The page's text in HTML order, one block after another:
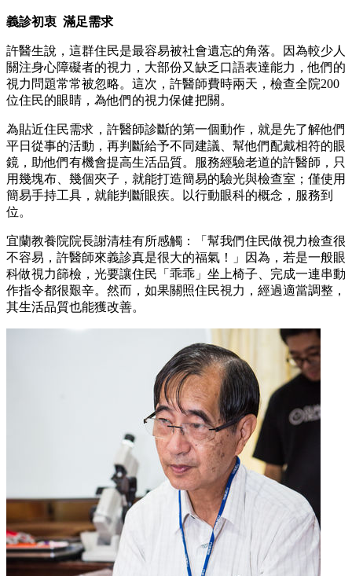
義診初衷 滿足需求
許醫生說，這群住民是最容易被社會遺忘的角落。因為較少人
關注身心障礙者的視力，大部份又缺乏口語表達能力，他們的
視力問題常常被忽略。這次，許醫師費時兩天，檢查全院200
位住民的眼睛，為他們的視力保健把關。
為貼近住民需求，許醫師診斷的第一個動作，就是先了解他們
平日從事的活動，再判斷給予不同建議、幫他們配戴相符的眼
鏡，助他們有機會提高生活品質。服務經驗老道的許醫師，只
用幾塊布、幾個夾子，就能打造簡易的驗光與檢查室；僅使用
簡易手持工具，就能判斷眼疾。以行動眼科的概念，服務到
位。
宜蘭教養院院長謝清桂有所感觸：「幫我們住民做視力檢查很
不容易，許醫師來義診真是很大的福氣！」因為，若是一般眼
科做視力篩檢，光要讓住民「乖乖」坐上椅子、完成一連串動
作指令都很艱辛。然而，如果關照住民視力，經過適當調整，
其生活品質也能獲改善。